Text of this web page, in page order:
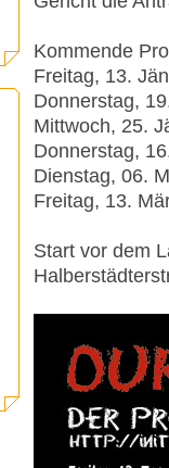
Kommende
Freitag, 13.
Donnerstag,
Mittwoch, 25.
Donnerstag,
Dienstag, 06.
Freitag, 13.
Start vor dem